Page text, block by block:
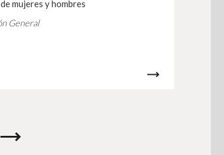
mujeres y hombres
General